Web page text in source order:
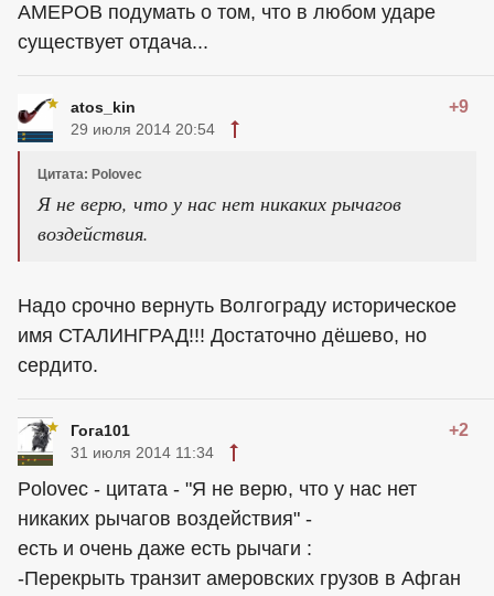
АМЕРОВ подумать о том, что в любом ударе
существует отдача...
atos_kin +9
29 июля 2014 20:54
Цитата: Polovec
Я не верю, что у нас нет никаких рычагов
воздействия.
Надо срочно вернуть Волгограду историческое
имя СТАЛИНГРАД!!! Достаточно дёшево, но
сердито.
Гога101 +2
31 июля 2014 11:34
Polovec - цитата - "Я не верю, что у нас нет
никаких рычагов воздействия" -
есть и очень даже есть рычаги :
-Перекрыть транзит амеровских грузов в Афган